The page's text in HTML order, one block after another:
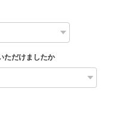
ただけましたか